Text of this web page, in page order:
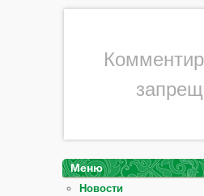
Меню
Новости